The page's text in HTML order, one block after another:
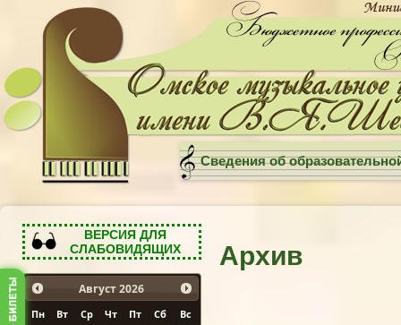
Сведения об
ВЕРСИЯ ДЛЯ
СЛАБОВИДЯЩИХ
Август 2026
Пн Вт Ср Чт Пт Сб
Вс
Архив